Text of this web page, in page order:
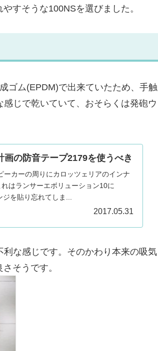
すそうな100NSを選びました。
ゴム(EPDM)で出来ていたため、手触
じで乾いていて、おそらくは発砲ウ
の防音テープ2179を使うべき
カーの周りにカロッツェリアのインナ
はランサーエボリューション10に
を貼り忘れてしま...
2017.05.31
な感じです。そのかわり本来の吸気
そうです。